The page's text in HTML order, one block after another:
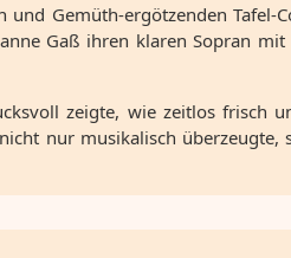
Gemüth-ergötzenden Tafel-
Gaß ihren klaren Sopran
zeigte, wie zeitlos frisch
nur musikalisch überzeugte,